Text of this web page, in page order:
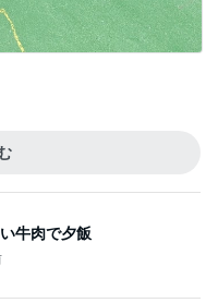
牛肉で夕飯